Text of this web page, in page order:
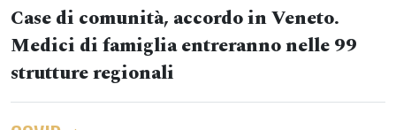
Case di comunità, accordo in Veneto.
Medici di famiglia entreranno nelle 99
strutture regionali